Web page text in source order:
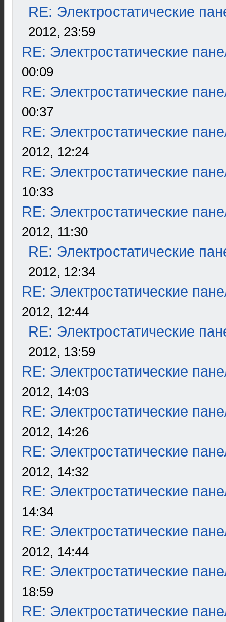
RE: Электростатические
2012, 23:59
RE: Электростатические
00:09
RE: Электростатические
00:37
RE: Электростатические
2012, 12:24
RE: Электростатические
10:33
RE: Электростатические
2012, 11:30
RE: Электростатические
2012, 12:34
RE: Электростатические
2012, 12:44
RE: Электростатические
2012, 13:59
RE: Электростатические
2012, 14:03
RE: Электростатические
2012, 14:26
RE: Электростатические
2012, 14:32
RE: Электростатические
14:34
RE: Электростатические
2012, 14:44
RE: Электростатические
18:59
RE: Электростатические